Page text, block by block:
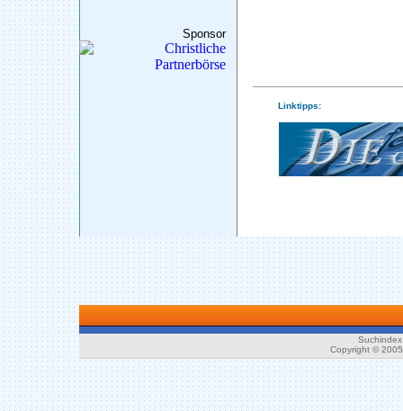
Sponsor
Linktipps:
Copyright ©